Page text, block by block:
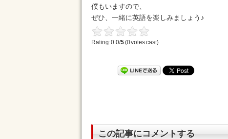
僕もいますので、
ぜひ、一緒に英語を楽しみましょう♪
Rating: 0.0/5(0 votes cast)
この記事にコメントする